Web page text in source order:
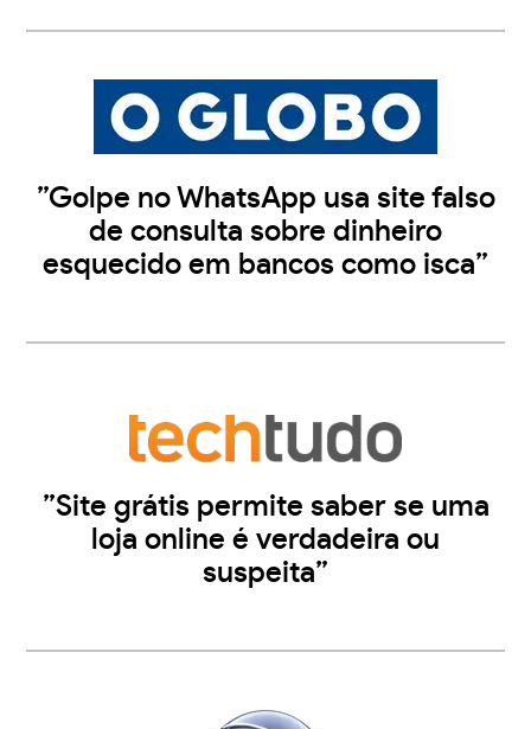
”Golpe no WhatsApp usa site falso
de consulta sobre dinheiro
esquecido em bancos como isca”
”Site grátis permite saber se uma
loja online é verdadeira ou
suspeita”